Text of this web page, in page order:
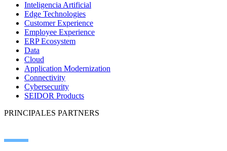
Inteligencia Artificial
Edge Technologies
Customer Experience
Employee Experience
ERP Ecosystem
Data
Cloud
Application Modernization
Connectivity
Cybersecurity
SEIDOR Products
PRINCIPALES PARTNERS